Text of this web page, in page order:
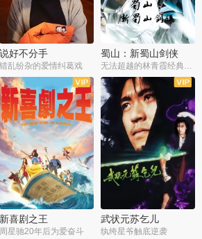
说好不分手
错乱纷杂的爱情纠葛戏
蜀山：新蜀山剑侠
无法超越的林青霞经典角色
新喜剧之王
周星驰20年后为爱奋斗
武状元苏乞儿
纨绔星爷触底逆袭